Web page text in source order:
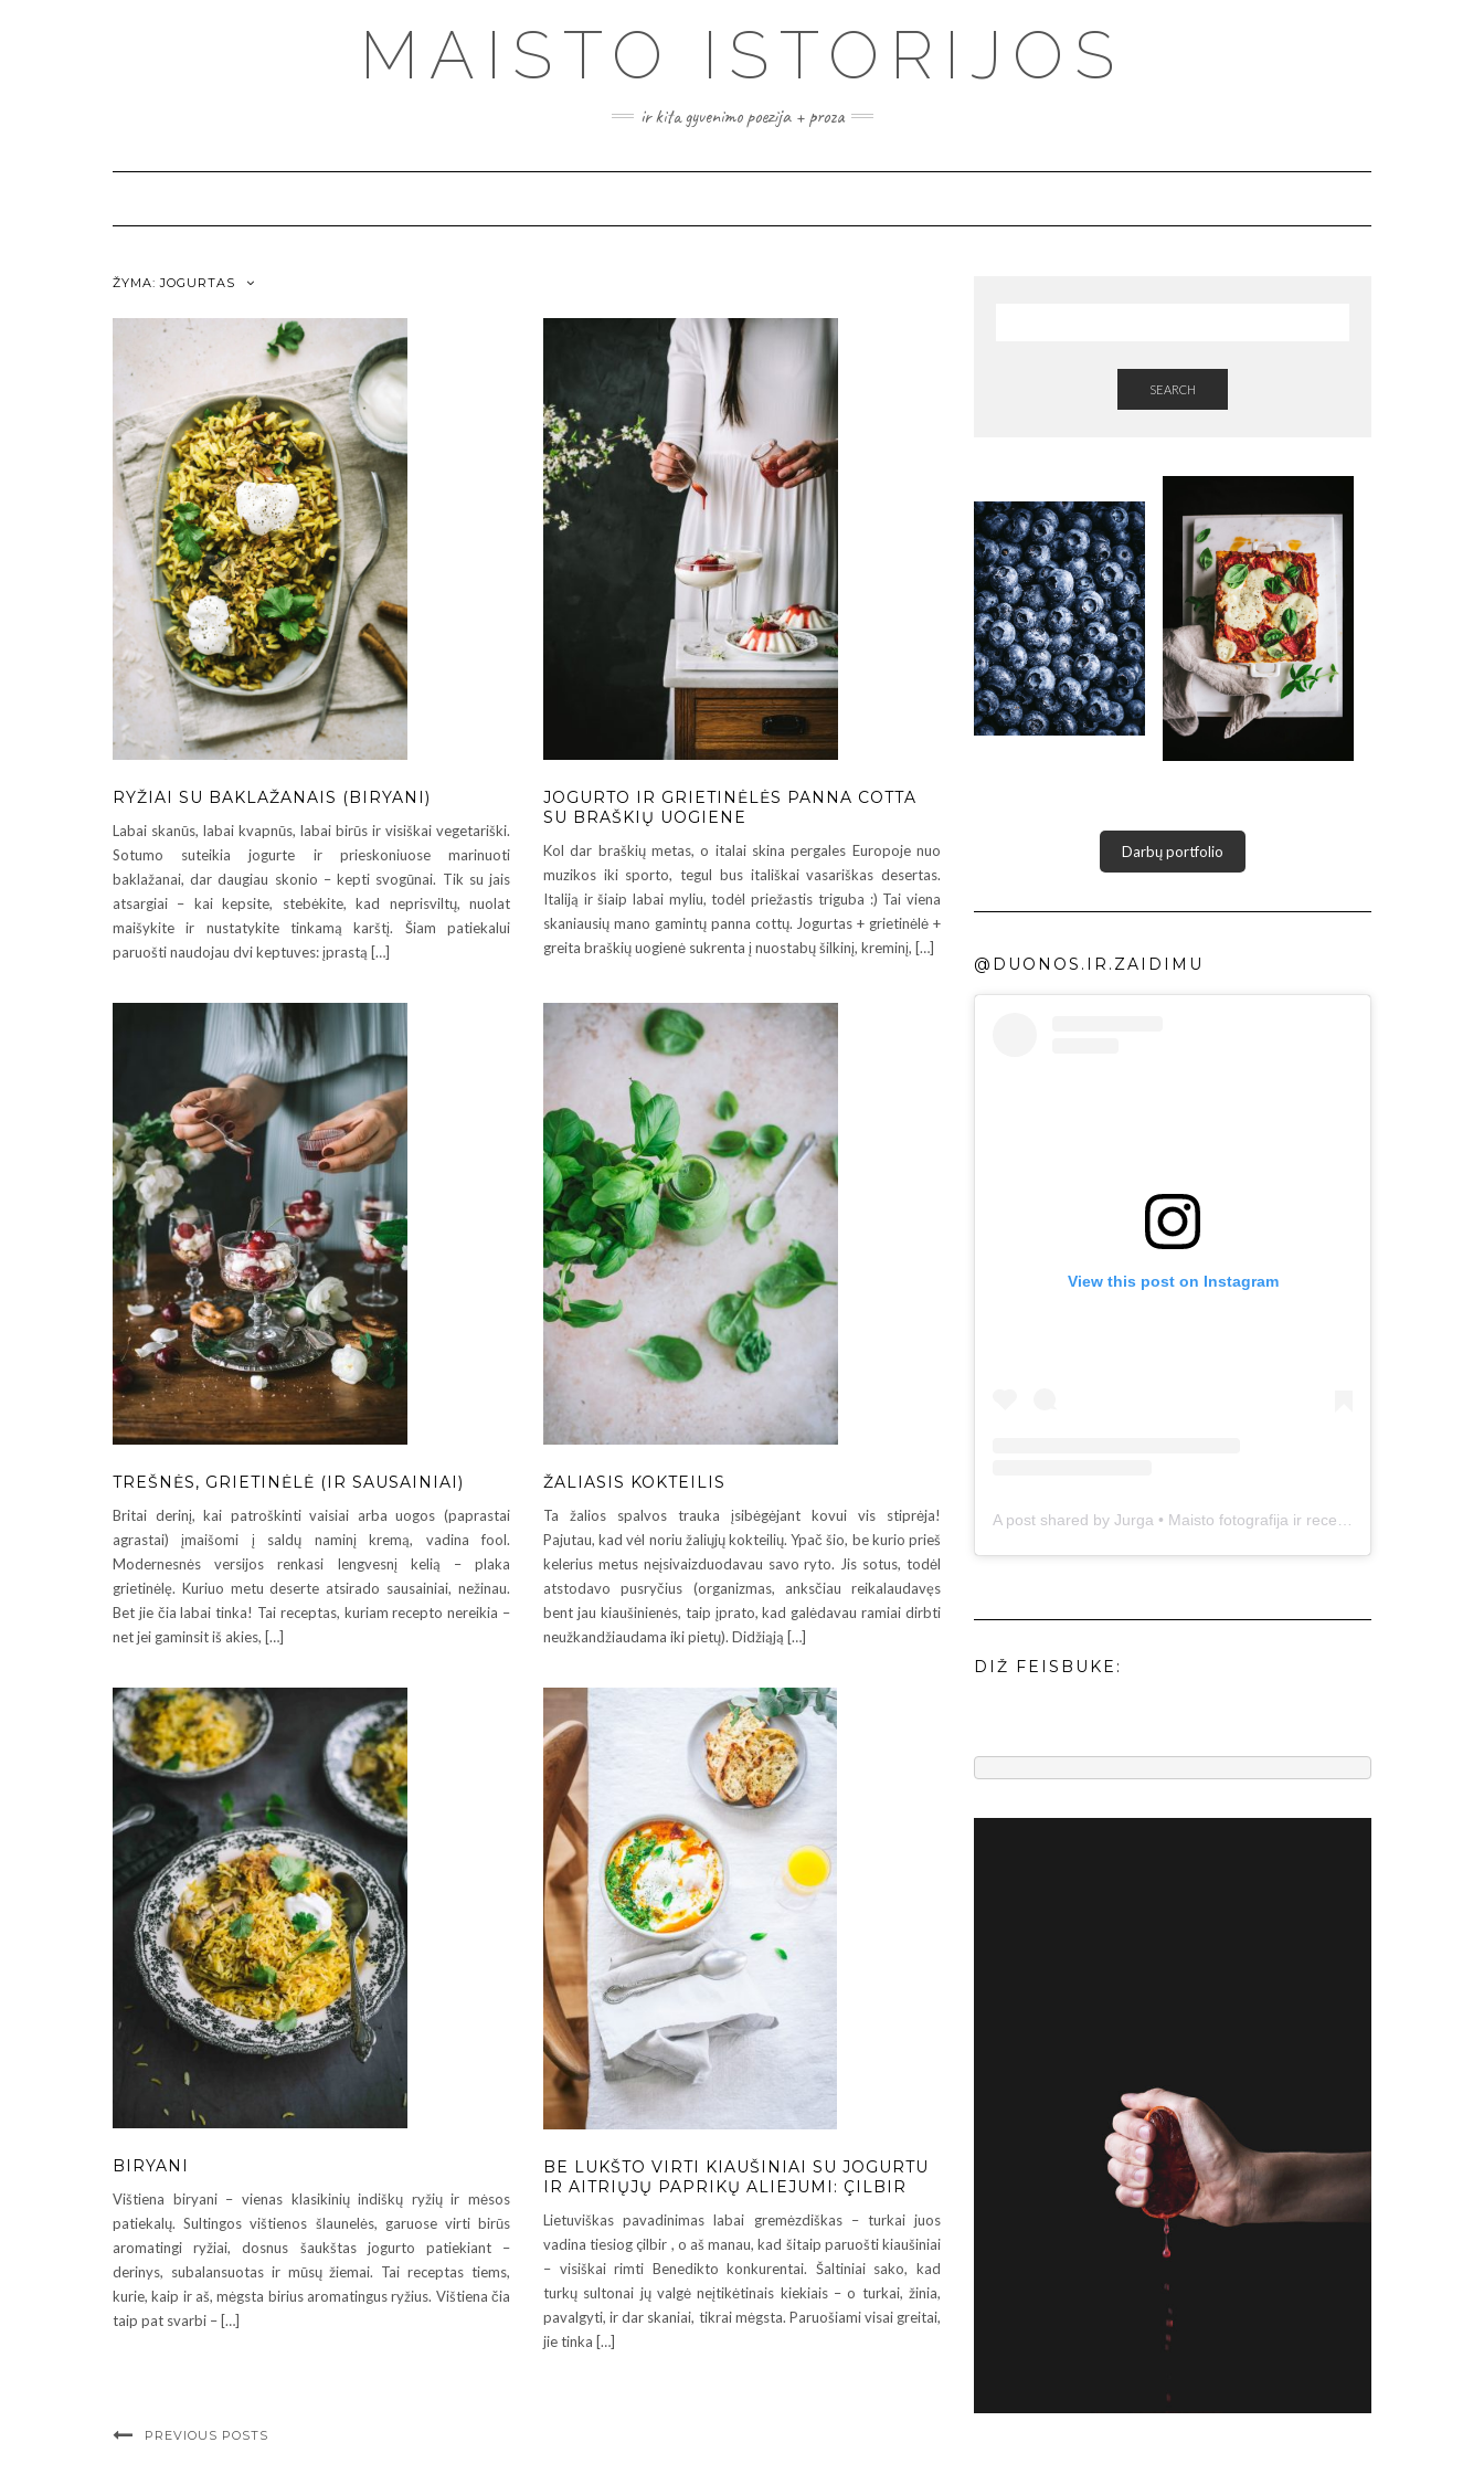
MAISTO ISTORIJOS
ir kita gyvenimo poezija + proza
ŽYMA:JOGURTAS
RYŽIAI SU BAKLAŽANAIS (BIRYANI)
Labai skanūs, labai kvapnūs, labai birūs ir visiškai vegetariški.
Sotumo suteikia jogurte ir prieskoniuose marinuoti
baklažanai, dar daugiau skonio – kepti svogūnai. Tik su jais
atsargiai – kai kepsite, stebėkite, kad neprisviltų, nuolat
maišykite ir nustatykite tinkamą karštį. Šiam patiekalui
paruošti naudojau dvi keptuves: įprastą […]
JOGURTO IR GRIETINĖLĖS PANNA COTTA
SU BRAŠKIŲ UOGIENE
Kol dar braškių metas, o italai skina pergales Europoje nuo
muzikos iki sporto, tegul bus itališkai vasariškas desertas.
Italiją ir šiaip labai myliu, todėl priežastis triguba :) Tai viena
skaniausių mano gamintų panna cottų. Jogurtas + grietinėlė +
greita braškių uogienė sukrenta į nuostabų šilkinį, kreminį, […]
TREŠNĖS, GRIETINĖLĖ (IR SAUSAINIAI)
Britai derinį, kai patroškinti vaisiai arba uogos (paprastai
agrastai) įmaišomi į saldų naminį kremą, vadina fool.
Modernesnės versijos renkasi lengvesnį kelią – plaka
grietinėlę. Kuriuo metu deserte atsirado sausainiai, nežinau.
Bet jie čia labai tinka! Tai receptas, kuriam recepto nereikia –
net jei gaminsit iš akies, […]
ŽALIASIS KOKTEILIS
Ta žalios spalvos trauka įsibėgėjant kovui vis stiprėja!
Pajutau, kad vėl noriu žaliųjų kokteilių. Ypač šio, be kurio prieš
kelerius metus neįsivaizduodavau savo ryto. Jis sotus, todėl
atstodavo pusryčius (organizmas, anksčiau reikalaudavęs
bent jau kiaušinienės, taip įprato, kad galėdavau ramiai dirbti
neužkandžiaudama iki pietų). Didžiąją […]
BIRYANI
Vištiena biryani – vienas klasikinių indiškų ryžių ir mėsos
patiekalų. Sultingos vištienos šlaunelės, garuose virti birūs
aromatingi ryžiai, dosnus šaukštas jogurto patiekiant –
derinys, subalansuotas ir mūsų žiemai. Tai receptas tiems,
kurie, kaip ir aš, mėgsta birius aromatingus ryžius. Vištiena čia
taip pat svarbi – […]
BE LUKŠTO VIRTI KIAUŠINIAI SU JOGURTU
IR AITRIŲJŲ PAPRIKŲ ALIEJUMI: ÇILBIR
Lietuviškas pavadinimas labai gremėzdiškas – turkai juos
vadina tiesiog çilbir , o aš manau, kad šitaip paruošti kiaušiniai
– visiškai rimti Benedikto konkurentai. Šaltiniai sako, kad
turkų sultonai jų valgė neįtikėtinais kiekiais – o turkai, žinia,
pavalgyti, ir dar skaniai, tikrai mėgsta. Paruošiami visai greitai,
jie tinka […]
PREVIOUS POSTS
SEARCH
Darbų portfolio
@DUONOS.IR.ZAIDIMU
View this post on Instagram
DIŽ FEISBUKE: